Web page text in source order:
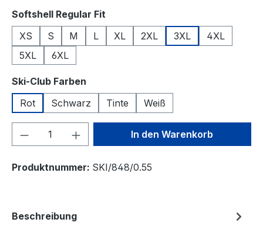
Softshell Regular Fit
XS
S M L XL 2XL 3XL
4XL
5XL
6XL
Ski-Club Farben
Rot
Schwarz Tinte Weiß
Produkt Anzahl: Gib denIn den Warenkorb
Produktnummer: SKI/848/0.55
Beschreibung